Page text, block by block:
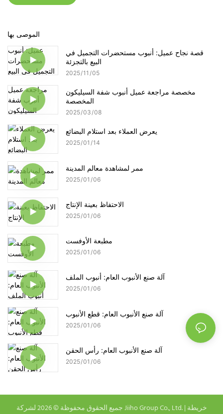
الموصى بها
قصة نجاح عميل: أنبوب مستحضرات التجميل في
البيع بالتجزئة
2025 11 05
مخصصة مراجعة عميل أنبوب شفة السيليكون
المخصصة
2025 03 08
يعرض العملاء بعد استلام البضائع
2025 01 14
ممر لمشاهدة معالم المدينة
2025 01 06
الاحتفاظ بعينة الإنتاج
2025 01 06
مطبعة الأوفست
2025 01 06
آلة صنع الأنبوب العام: أنبوب الملف
2025 01 06
آلة صنع الأنبوب العام: قطع الأنبوب
2025 01 06
آلة صنع الأنبوب العام: رأس الحقن
2025 01 06
جميع الحقوق محفوظة © 2026 لشركة Jiiho Group Co., Ltd. |